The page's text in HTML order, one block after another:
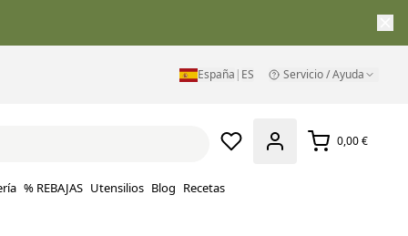
España | ES Servicio / Ayuda
0,00 €
% REBAJAS Utensilios Blog Recetas